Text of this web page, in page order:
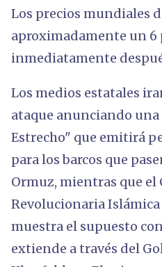
Los precios mundiales
aproximadamente un 6
inmediatamente
Los medios estatales
ataque anunciando
Estrecho" que emitirá
para los barcos que
Ormuz, mientras que el
Revolucionaria
muestra el supuesto
extiende a través del